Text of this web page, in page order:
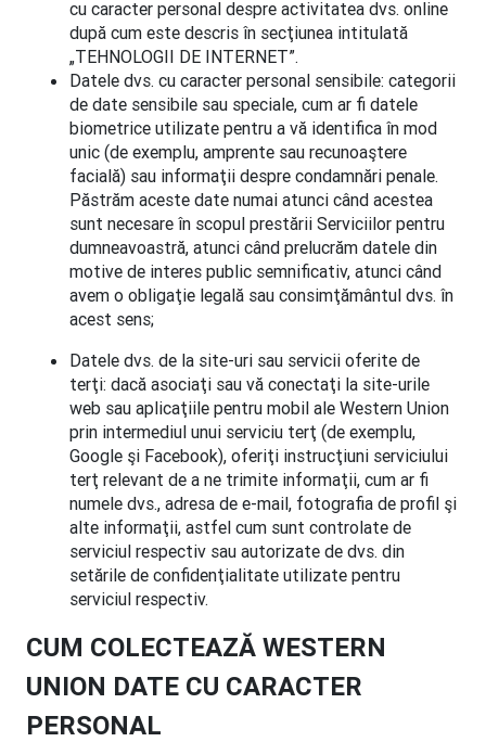
cu caracter personal despre activitatea dvs. online
după cum este descris în secţiunea intitulată
„TEHNOLOGII DE INTERNET”.
Datele dvs. cu caracter personal sensibile: categorii
de date sensibile sau speciale, cum ar fi datele
biometrice utilizate pentru a vă identifica în mod
unic (de exemplu, amprente sau recunoaştere
facială) sau informaţii despre condamnări penale.
Păstrăm aceste date numai atunci când acestea
sunt necesare în scopul prestării Serviciilor pentru
dumneavoastră, atunci când prelucrăm datele din
motive de interes public semnificativ, atunci când
avem o obligaţie legală sau consimţământul dvs. în
acest sens;
Datele dvs. de la site-uri sau servicii oferite de
terţi: dacă asociaţi sau vă conectaţi la site-urile
web sau aplicaţiile pentru mobil ale Western Union
prin intermediul unui serviciu terţ (de exemplu,
Google şi Facebook), oferiţi instrucţiuni serviciului
terţ relevant de a ne trimite informaţii, cum ar fi
numele dvs., adresa de e-mail, fotografia de profil şi
alte informaţii, astfel cum sunt controlate de
serviciul respectiv sau autorizate de dvs. din
setările de confidenţialitate utilizate pentru
serviciul respectiv.
CUM COLECTEAZĂ WESTERN
UNION DATE CU CARACTER
PERSONAL